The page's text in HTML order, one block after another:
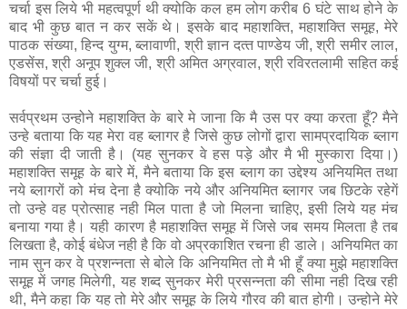
चर्चा इस लिये भी महत्‍वपूर्ण थी क्‍योकि कल हम लोग करीब 6 घंटे साथ होने के
बाद भी कुछ बात न कर सकें थे। इसके बाद महाशक्ति, महाशक्ति समूह, मेरे
पाठक संख्‍या, हिन्‍द युग्‍म, ब्‍लावाणी, श्री ज्ञान दत्‍त पाण्‍डेय जी, श्री समीर लाल,
एडसेंस, श्री अनूप शुक्‍ल जी, श्री अमित अग्रवाल, श्री रविरतलामी सहित कई
विषयों पर चर्चा हुई।
सर्वप्रथम उन्‍होने महाशक्ति के बारे मे जाना कि मै उस पर क्‍या करता हूँ? मैने
उन्‍हे बताया कि यह मेरा वह ब्‍लागर है जिसे कुछ लोगों द्वारा सामप्रदायिक ब्‍लाग
की संज्ञा दी जाती है। (यह सुनकर वे हस पड़े और मै भी मुस्‍कारा दिया।)
महाशक्ति समूह के बारे में, मैने बताया कि इस ब्‍लाग का उद्देश्‍य अनियमित तथा
नये ब्‍लागरों को मंच देना है क्‍योकि नये और अनियमित ब्लागर जब छिटके रहेगें
तो उन्हे वह प्रोत्‍साह नही मिल पाता है जो मिलना चाहिए, इसी लिये यह मंच
बनाया गया है। यही कारण है महाशक्ति समूह में जिसे जब समय मिलता है तब
लिखता है, कोई बंधेज नही है कि वो अप्रकाशित रचना ही डाले। अनिय‍मित का
नाम सुन कर वे प्रशन्‍नता से बोले कि अनियमित तो मै भी हूँ क्‍या मुझे महाशक्ति
समूह में जगह मिलेगी, यह शब्‍द सुनकर मेरी प्रसन्‍नता की सीमा नही दिख रही
थी, मैने कहा कि यह तो मेरे और समूह के लिये गौरव की बात होगी। उन्‍होने मेरे